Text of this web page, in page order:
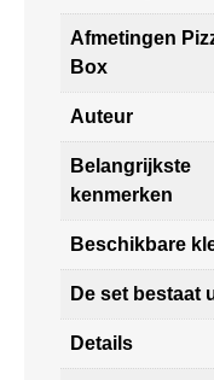
Afmetingen
Box
Auteur
Belangrijkste
kenmerken
Beschikbare
De set bestaat
Details